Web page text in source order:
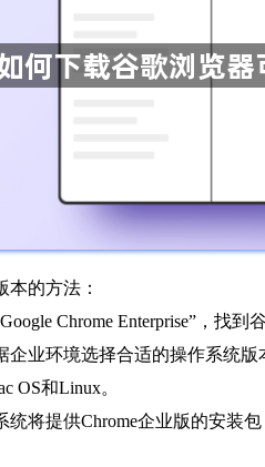
的方法：
Chrome Enterprise”，找到
业环境选择合适的操作系统
OS和Linux。
将提供Chrome企业版的安装